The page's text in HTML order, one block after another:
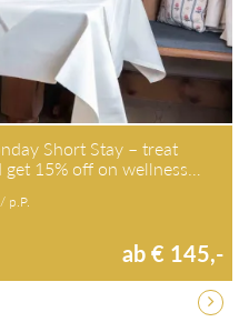
Short Stay – treat
15% off on wellness…
ab € 145,-